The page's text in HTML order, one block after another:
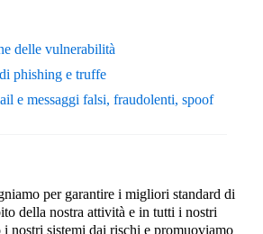
delle vulnerabilità
phishing e truffe
e messaggi falsi, fraudolenti, spoof
per garantire i migliori standard di
della nostra attività e in tutti i nostri
nostri sistemi dai rischi e promuoviamo